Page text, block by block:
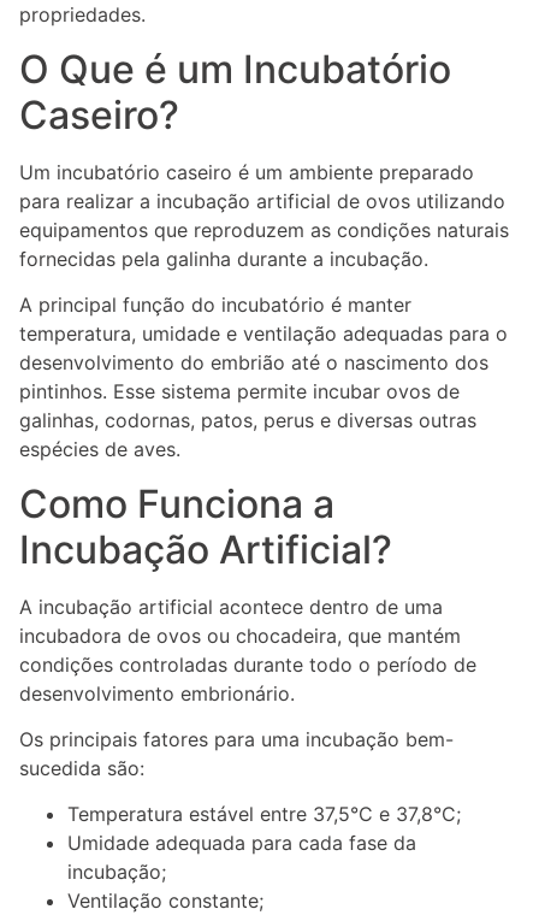
propriedades.
O Que é um Incubatório
Caseiro?
Um incubatório caseiro é um ambiente preparado
para realizar a incubação artificial de ovos utilizando
equipamentos que reproduzem as condições naturais
fornecidas pela galinha durante a incubação.
A principal função do incubatório é manter
temperatura, umidade e ventilação adequadas para o
desenvolvimento do embrião até o nascimento dos
pintinhos. Esse sistema permite incubar ovos de
galinhas, codornas, patos, perus e diversas outras
espécies de aves.
Como Funciona a
Incubação Artificial?
A incubação artificial acontece dentro de uma
incubadora de ovos ou chocadeira, que mantém
condições controladas durante todo o período de
desenvolvimento embrionário.
Os principais fatores para uma incubação bem-
sucedida são:
Temperatura estável entre 37,5°C e 37,8°C;
Umidade adequada para cada fase da
incubação;
Ventilação constante;